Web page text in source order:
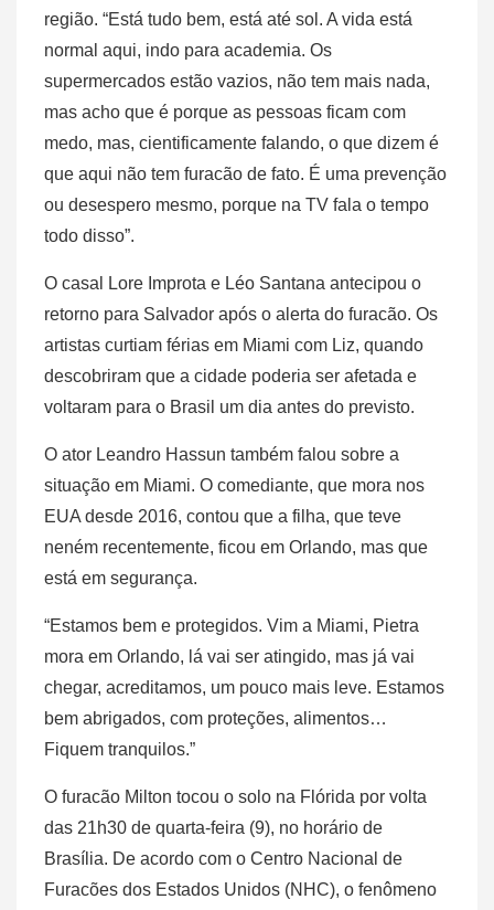
região. “Está tudo bem, está até sol. A vida está
normal aqui, indo para academia. Os
supermercados estão vazios, não tem mais nada,
mas acho que é porque as pessoas ficam com
medo, mas, cientificamente falando, o que dizem é
que aqui não tem furacão de fato. É uma prevenção
ou desespero mesmo, porque na TV fala o tempo
todo disso”.
O casal Lore Improta e Léo Santana antecipou o
retorno para Salvador após o alerta do furacão. Os
artistas curtiam férias em Miami com Liz, quando
descobriram que a cidade poderia ser afetada e
voltaram para o Brasil um dia antes do previsto.
O ator Leandro Hassun também falou sobre a
situação em Miami. O comediante, que mora nos
EUA desde 2016, contou que a filha, que teve
neném recentemente, ficou em Orlando, mas que
está em segurança.
“Estamos bem e protegidos. Vim a Miami, Pietra
mora em Orlando, lá vai ser atingido, mas já vai
chegar, acreditamos, um pouco mais leve. Estamos
bem abrigados, com proteções, alimentos…
Fiquem tranquilos.”
O furacão Milton tocou o solo na Flórida por volta
das 21h30 de quarta-feira (9), no horário de
Brasília. De acordo com o Centro Nacional de
Furacões dos Estados Unidos (NHC), o fenômeno